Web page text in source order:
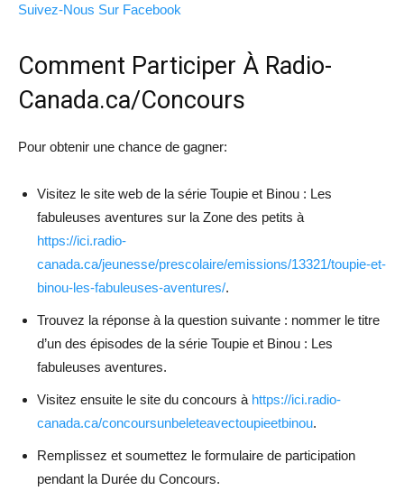
Suivez-Nous Sur Facebook
Comment Participer À Radio-
Canada.ca/Concours
Pour obtenir une chance de gagner:
Visitez le site web de la série Toupie et Binou : Les
fabuleuses aventures sur la Zone des petits à
https://ici.radio-
canada.ca/jeunesse/prescolaire/emissions/13321/toupie-et-
binou-les-fabuleuses-aventures/.
Trouvez la réponse à la question suivante : nommer le titre
d’un des épisodes de la série Toupie et Binou : Les
fabuleuses aventures.
Visitez ensuite le site du concours à https://ici.radio-
canada.ca/concoursunbeleteavectoupieetbinou.
Remplissez et soumettez le formulaire de participation
pendant la Durée du Concours.